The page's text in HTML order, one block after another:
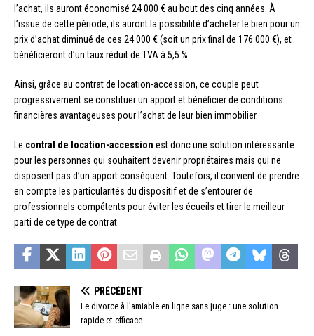
l’achat, ils auront économisé 24 000 € au bout des cinq années. À
l’issue de cette période, ils auront la possibilité d’acheter le bien pour un
prix d’achat diminué de ces 24 000 € (soit un prix final de 176 000 €), et
bénéficieront d’un taux réduit de TVA à 5,5 %.
Ainsi, grâce au contrat de location-accession, ce couple peut
progressivement se constituer un apport et bénéficier de conditions
financières avantageuses pour l’achat de leur bien immobilier.
Le contrat de location-accession est donc une solution intéressante
pour les personnes qui souhaitent devenir propriétaires mais qui ne
disposent pas d’un apport conséquent. Toutefois, il convient de prendre
en compte les particularités du dispositif et de s’entourer de
professionnels compétents pour éviter les écueils et tirer le meilleur
parti de ce type de contrat.
PRÉCÉDENT
Le divorce à l’amiable en ligne sans juge : une solution
rapide et efficace